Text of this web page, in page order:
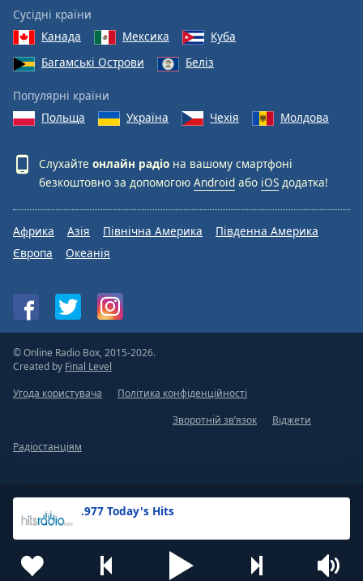
.977 Today's Hits
Сусідні країни
Канада
Мексика
Куба
Багамські Острови
Беліз
Популярні країни
Польща
Україна Чехія Молдова
Слухайте онлайн радіо на вашому смартфоні
безкоштовно за допомогою Android або iOS додатка!
Африка Азія Північна Америка
Південна Америка
Європа
Океанія
© Online Radio Box, 2015-2026.
Created by Final Level
Угода користувача
Політика конфіденційності
Зворотній зв’язок
Віджети
Радіостанціям